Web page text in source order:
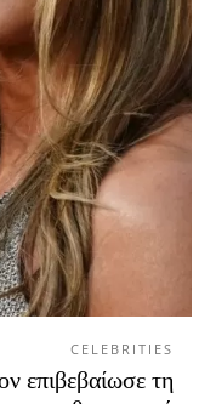
CELEBRITIES
επιβεβαίωσε τη